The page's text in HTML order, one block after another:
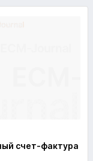
счет-фактура